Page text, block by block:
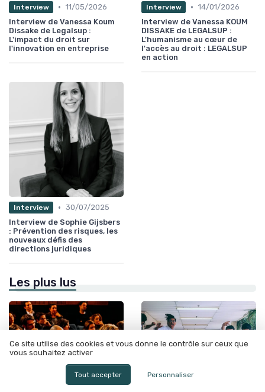
Interview • 11/05/2026
Interview de Vanessa Koum
Dissake de Legalsup :
L'impact du droit sur
l'innovation en entreprise
Interview • 14/01/2026
Interview de Vanessa KOUM
DISSAKE de LEGALSUP :
L'humanisme au cœur de
l'accès au droit : LEGALSUP
en action
Interview • 30/07/2025
Interview de Sophie Gijsbers
: Prévention des risques, les
nouveaux défis des
directions juridiques
Les plus lus
Ce site utilise des cookies et vous donne le contrôle sur ceux que
vous souhaitez activer
Tout accepter Personnaliser